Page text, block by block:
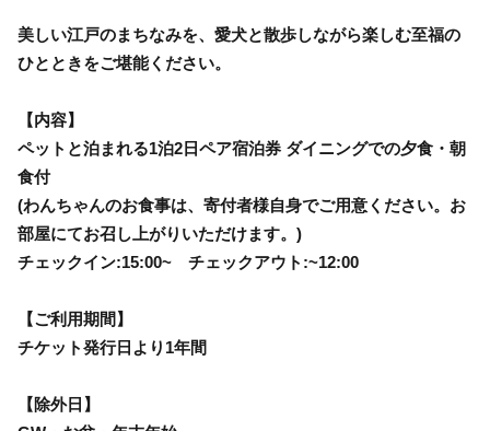
美しい江戸のまちなみを、愛犬と散歩しながら楽しむ至福の
ひとときをご堪能ください。
【内容】
ペットと泊まれる1泊2日ペア宿泊券 ダイニングでの夕食・朝
食付
(わんちゃんのお食事は、寄付者様自身でご用意ください。お
部屋にてお召し上がりいただけます。)
チェックイン:15:00~ チェックアウト:~12:00
【ご利用期間】
チケット発行日より1年間
【除外日】